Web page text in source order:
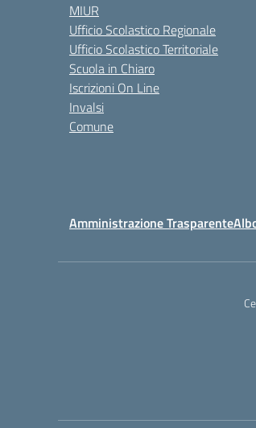
MIUR
Ufficio Scolastico Regionale
Ufficio Scolastico Territoriale
Scuola in Chiaro
Iscrizioni On Line
Invalsi
Comune
Amministrazione Trasparente